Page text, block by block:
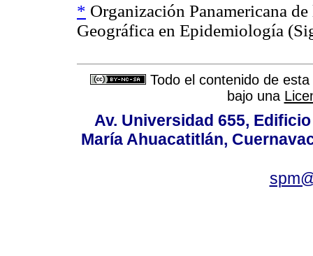
* Organización Panamericana
Geográfica en Epidemiología
Todo el contenido de
bajo una
Av. Universidad 655,
María Ahuacatitlán,